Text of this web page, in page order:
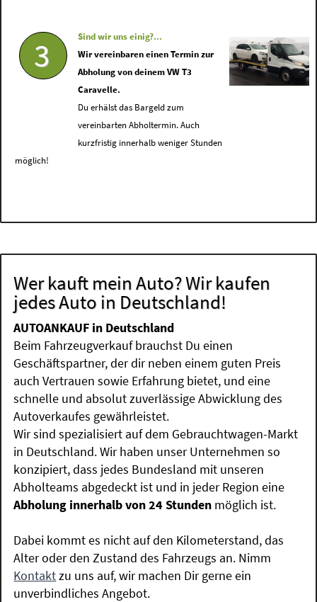
3
Sind wir uns einig?...
Wir vereinbaren einen Termin zur
Abholung von deinem VW T3
Caravelle.
Du erhälst das Bargeld zum
vereinbarten Abholtermin. Auch
kurzfristig innerhalb weniger Stunden
möglich!
Wer kauft mein Auto? Wir kaufen
jedes Auto in Deutschland!
AUTOANKAUF in Deutschland
Beim Fahrzeugverkauf brauchst Du einen
Geschäftspartner, der dir neben einem guten Preis
auch Vertrauen sowie Erfahrung bietet, und eine
schnelle und absolut zuverlässige Abwicklung des
Autoverkaufes gewährleistet.
Wir sind spezialisiert auf dem Gebrauchtwagen-Markt
in Deutschland. Wir haben unser Unternehmen so
konzipiert, dass jedes Bundesland mit unseren
Abholteams abgedeckt ist und in jeder Region eine
Abholung innerhalb von 24 Stunden möglich ist.
Dabei kommt es nicht auf den Kilometerstand, das
Alter oder den Zustand des Fahrzeugs an. Nimm
Kontaktzu uns auf, wir machen Dir gerne ein
unverbindliches Angebot.